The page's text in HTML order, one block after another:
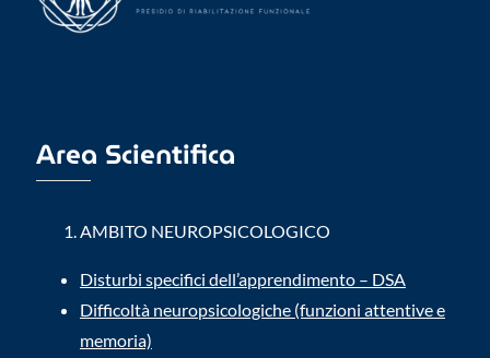
Area Scientifica
AMBITO NEUROPSICOLOGICO
Disturbi specifici dell’apprendimento – DSA
Difficoltà neuropsicologiche (funzioni attentive e
memoria)